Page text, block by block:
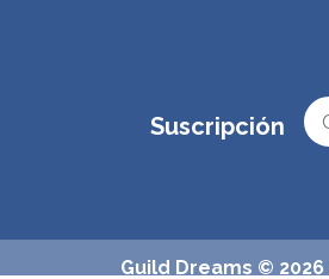
Suscripción
Guild Dreams © 2026